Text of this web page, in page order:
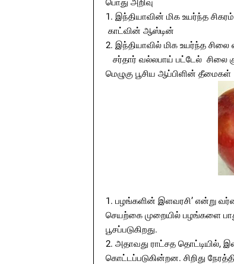
பொது அறிவு
1. இந்தியாவின் மிக உயர்ந்த சிகரம்
காட்வின் ஆஸ்டின்
2. இந்தியாவில் மிக உயர்ந்த சிலை
சர்தார் வல்லபாய் பட்டேல் சிலை
மெழுகு பூசிய ஆப்பிளின் தீமைகள்
1. பழங்களின் இளவரசி’ என்று
செயற்கை முறையில் பழங்களை
பூசப்படுகிறது.
2. அதாவது ராட்சத தொட்டியில்,
கொட்டப்படுகின்றன. சிறிது